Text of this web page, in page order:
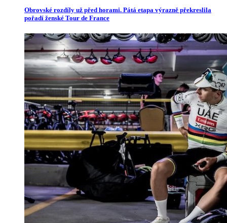
Obrovské rozdíly už před horami. Pátá etapa výrazně překreslila
pořadí ženské Tour de France